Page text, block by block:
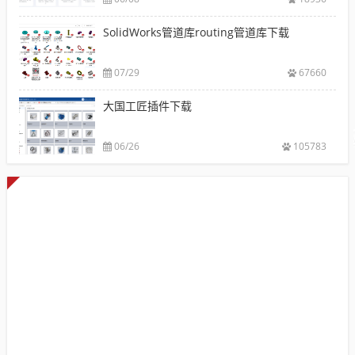
SolidWorks管道库routing管道库下载
07/29 67660
大国工匠插件下载
06/26 105783